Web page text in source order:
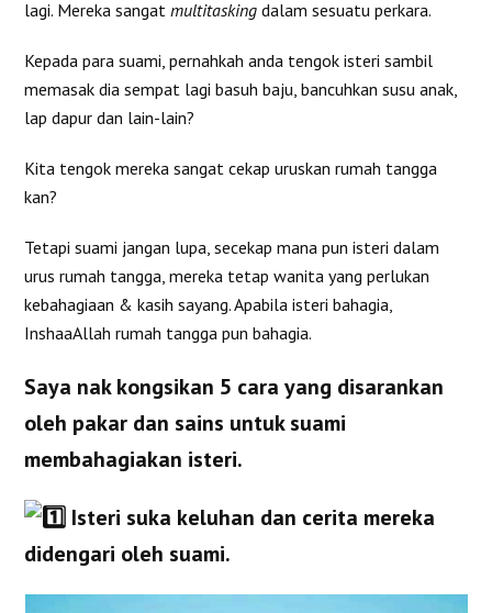
lagi. Mereka sangatmultitasking dalam sesuatu perkara.
Kepada para suami, pernahkah anda tengok isteri sambil
memasak dia sempat lagi basuh baju, bancuhkan susu anak,
lap dapur dan lain-lain?
Kita tengok mereka sangat cekap uruskan rumah tangga
kan?
Tetapi suami jangan lupa, secekap mana pun isteri dalam
urus rumah tangga, mereka tetap wanita yang perlukan
kebahagiaan & kasih sayang. Apabila isteri bahagia,
InshaaAllah rumah tangga pun bahagia.
Saya nak kongsikan 5 cara yang disarankan
oleh pakar dan sains untuk suami
membahagiakan isteri.
Isteri suka keluhan dan cerita mereka
didengari oleh suami.